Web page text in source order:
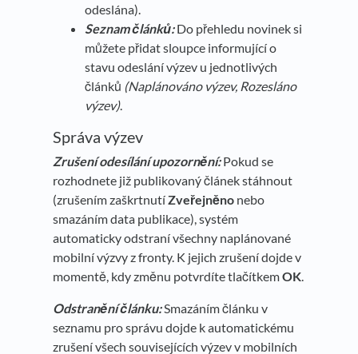
odeslána).
Seznam článků:Do přehledu novinek si
můžete přidat sloupce informující o
stavu odeslání výzev u jednotlivých
článků (Naplánováno výzev, Rozesláno
výzev).
Správa výzev
Zrušení odesílání upozornění:Pokud se
rozhodnete již publikovaný článek stáhnout
(zrušením zaškrtnutíZveřejněno nebo
smazáním data publikace), systém
automaticky odstraní všechny naplánované
mobilní výzvy z fronty. K jejich zrušení dojde v
momentě, kdy změnu potvrdíte tlačítkemOK.
Odstranění článku:Smazáním článku v
seznamu pro správu dojde k automatickému
zrušení všech souvisejících výzev v mobilních